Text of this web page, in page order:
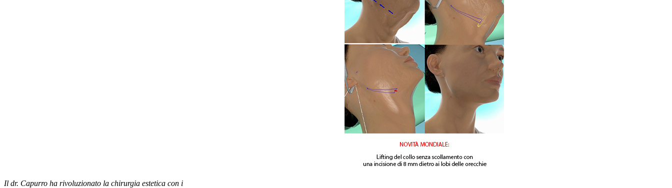
Il dr. Capurro ha rivoluzionato la chirurgia estetica con i